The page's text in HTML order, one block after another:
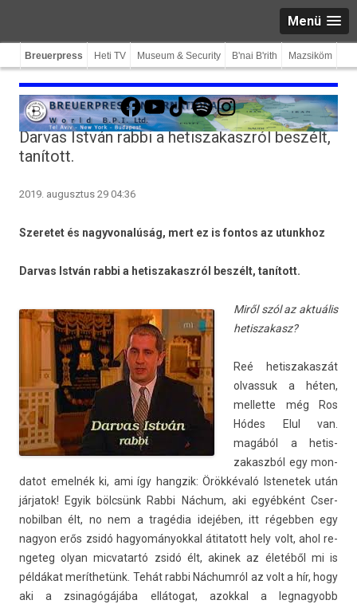
Menü
Breuerpress Heti TV Museum & Security B'nai B'rith Mazsiköm
Facebook
YouTube
TikTokSpotifyInstagram
Darvas István rabbi a hetiszakaszról beszélt,
tanított.
2019. augusztus 29 04:36
Szeretet és nagyvonalúság, mert ez is fon­tos az utunkhoz
Dar­vas István rabbi a hetis­zakaszról beszélt, tanított.
Miről szól az aktuális
hetis­zakasz?
Reé hetis­zakas­zát
ol­vassuk a héten,
mel­lette még Ros
Hódes Elul van.
magából a hetis­
zakaszból egy mon­
datot emelnék ki, ami így han­gzik: Örökkévaló Is­tenetek után
jár­jatok! Egyik bölcsünk Rabbi Náchum, aki egyébként Cser­
nobil­ban élt, no nem a tragédia idejében, itt régebb­en egy
nagyon erős zsidó hagyományokk­al átitatott hely volt, ahol re­
ngeteg olyan mic­vatartó zsidó élt, akinek az életéből mi is
példákat meríthetünk. Tehát rabbi Náchumról az volt a hír, hogy
aki a zsinagógájába ellátogat, azokk­al a leg­nagyobb